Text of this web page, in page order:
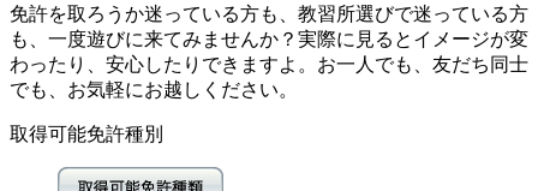
免許を取ろうか迷っている方も、教習所選びで迷っている方
も、一度遊びに来てみませんか？実際に見るとイメージが変
わったり、安心したりできますよ。お一人でも、友だち同士
でも、お気軽にお越しください。
取得可能免許種別